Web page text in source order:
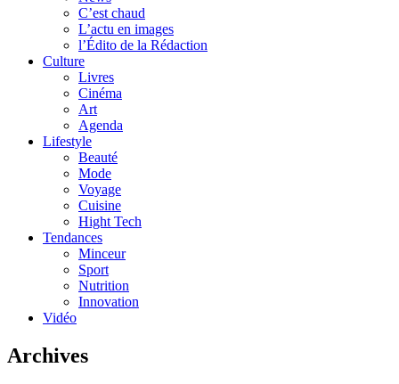
C’est chaud
L’actu en images
l’Édito de la Rédaction
Culture
Livres
Cinéma
Art
Agenda
Lifestyle
Beauté
Mode
Voyage
Cuisine
Hight Tech
Tendances
Minceur
Sport
Nutrition
Innovation
Vidéo
Archives